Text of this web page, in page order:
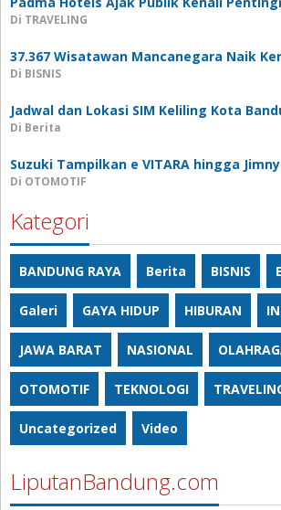
Di TRAVELING
37.367 Wisatawan Mancanegara Naik
Di BISNIS
Jadwal dan Lokasi SIM Keliling Kota
Di Berita
Suzuki Tampilkan e VITARA hingga Jimny
Di OTOMOTIF
Kategori
BANDUNG RAYA Berita BISNIS
Galeri GAYA HIDUP HIBURAN
JAWA BARAT NASIONAL
OTOMOTIF TEKNOLOGI
Uncategorized Video
LiputanBandung.com